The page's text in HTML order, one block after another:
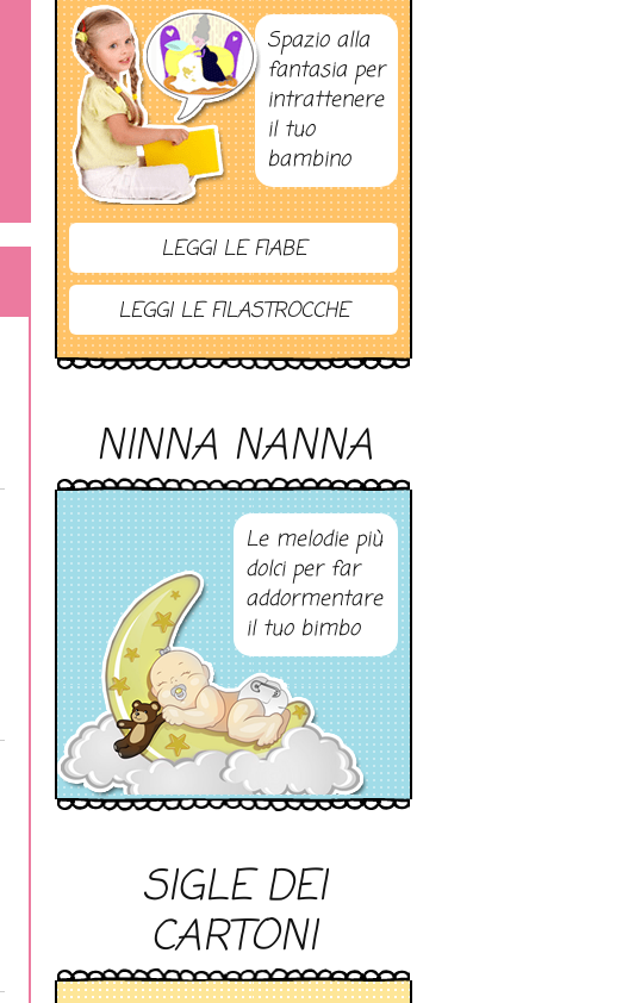
Spazio alla
fantasia per
intrattenere
il tuo
bambino
LEGGI LE FIABE
LEGGI LE FILASTROCCHE
NINNA NANNA
Le melodie più
dolci per far
addormentare
il tuo bimbo
SIGLE DEI
CARTONI